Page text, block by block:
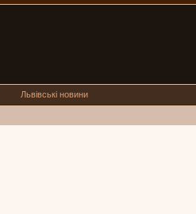
Львівські новини